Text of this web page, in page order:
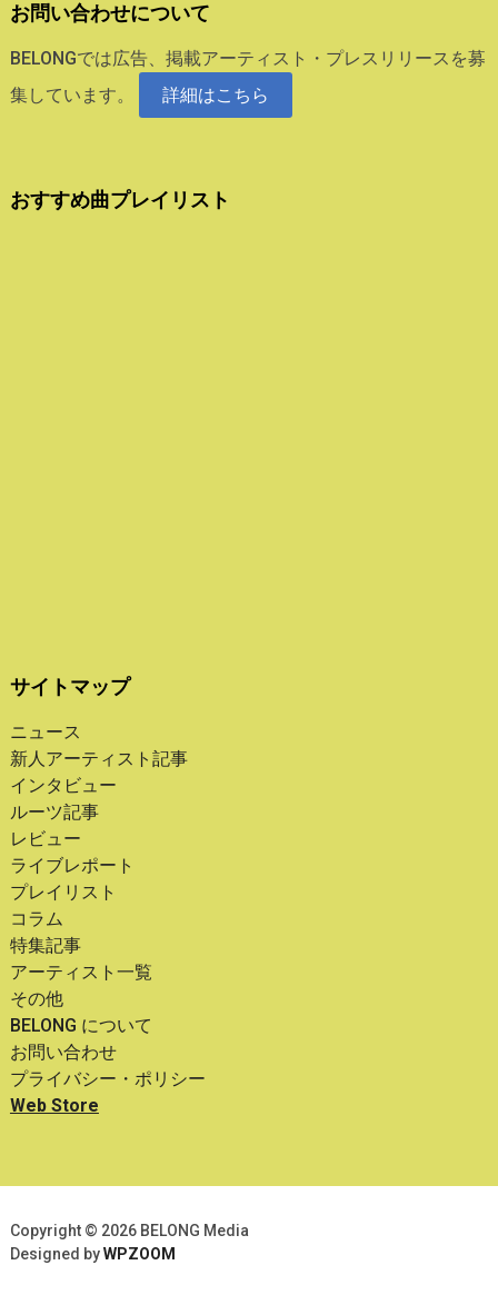
お問い合わせについて
BELONGでは広告、掲載アーティスト・プレスリリースを募
集しています。
詳細はこちら
おすすめ曲プレイリスト
サイトマップ
ニュース
新人アーティスト記事
インタビュー
ルーツ記事
レビュー
ライブレポート
プレイリスト
コラム
特集記事
アーティスト一覧
その他
BELONG について
お問い合わせ
プライバシー・ポリシー
Web Store
Copyright © 2026 BELONG Media
Designed byWPZOOM